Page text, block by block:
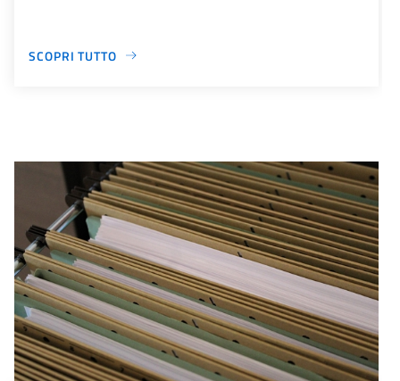
SCOPRI TUTTO